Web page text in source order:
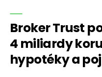
Broker Trust
4 miliardy
hypotéky a